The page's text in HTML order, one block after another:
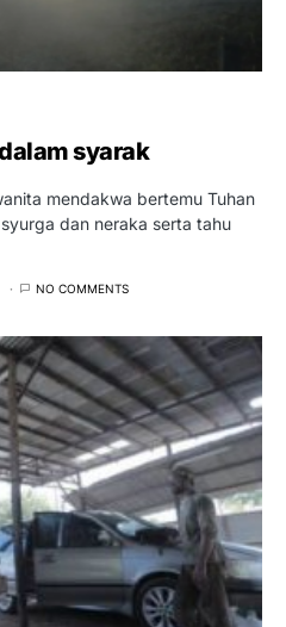
syarak
mendakwa bertemu Tuhan
dan neraka serta tahu
NO COMMENTS